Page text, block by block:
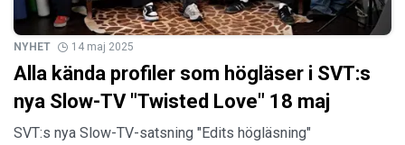
NYHET 14 maj 2025
Alla kända profiler som högläser i SVT:s
nya Slow-TV "Twisted Love" 18 maj
SVT:s nya Slow-TV-satsning "Edits högläsning"